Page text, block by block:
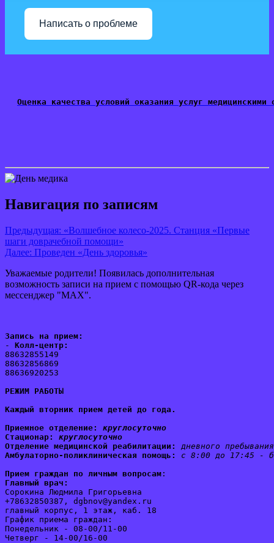
Написать о проблеме
Оценка качества условий оказания услуг медицинскими
Навигация по записям
Предыдущая: «Волшебное колесо-2025. Станция «Первые
шаги доврачебной помощи»
Далее: Проведен «День здоровья»
Уважаемые родители! Появилась дополнительная
возможность записи на прием с помощью QR-кода через
мессенджер "MAX".
Запись на прием:
- Колл-центр:
88632855149
88632856869
88636920253
РЕЖИМ РАБОТЫ
Каждый вторник прием детей до года.
Приемное отделение:
круглосуточно
Стационар: круглосуточно
Отделение медицинской реабилитации:
дневного
Амбулаторно-поликлиническая помощь:
с 8:00 до 17:45 -
Прием граждан по личным вопросам :
Главный врач:
Сорокина Людмила Григорьевна
+78632850387, dgbnov@yandex.ru
главный корпус, 1 этаж, каб. 18
График приема граждан:
Понедельник - 08-00/11-00
Четверг - 14-00/16-00